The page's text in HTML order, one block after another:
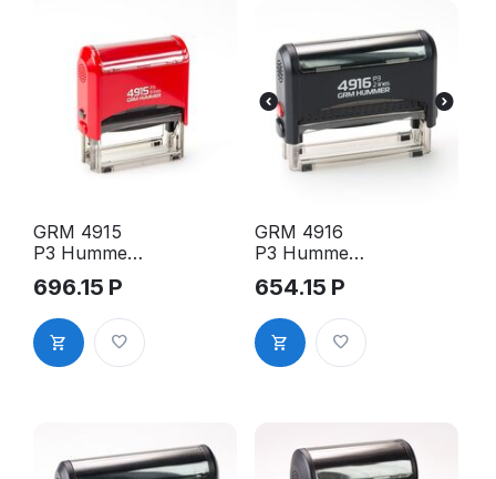
GRM 4915
P3 Hummer
оснастка
для штампа,
70х25мм,
корпус
красный
696.15 Р
GRM 4916
P3 Hummer
оснастка
для штампа,
69х10мм,
корпус
чёрный
654.15 Р